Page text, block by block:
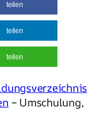
teilen
teilen
teilen
– Umschulung,